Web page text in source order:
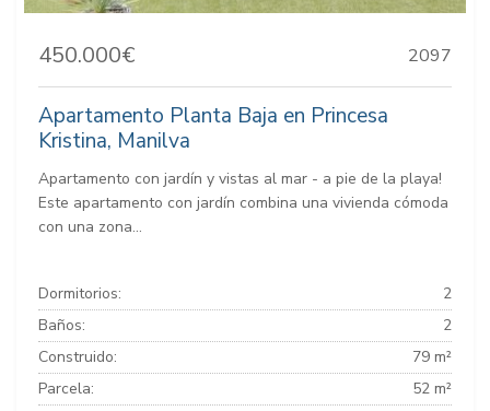
450.000€ 2097
Apartamento Planta Baja en Princesa
Kristina, Manilva
Apartamento con jardín y vistas al mar - a pie de la playa!
Este apartamento con jardín combina una vivienda cómoda
con una zona...
Dormitorios:
2
Baños:
2
Construido:
79 m²
Parcela:
52 m²